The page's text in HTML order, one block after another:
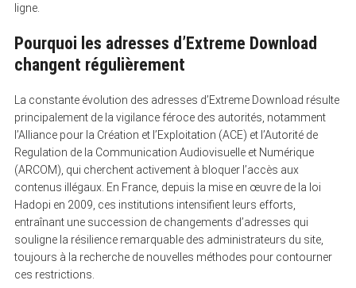
ligne.
Pourquoi les adresses d’Extreme Download
changent régulièrement
La constante évolution des adresses d’Extreme Download résulte
principalement de la vigilance féroce des autorités, notamment
l’Alliance pour la Création et l’Exploitation (ACE) et l’Autorité de
Regulation de la Communication Audiovisuelle et Numérique
(ARCOM), qui cherchent activement à bloquer l’accès aux
contenus illégaux. En France, depuis la mise en œuvre de la loi
Hadopi en 2009, ces institutions intensifient leurs efforts,
entraînant une succession de changements d’adresses qui
souligne la résilience remarquable des administrateurs du site,
toujours à la recherche de nouvelles méthodes pour contourner
ces restrictions.